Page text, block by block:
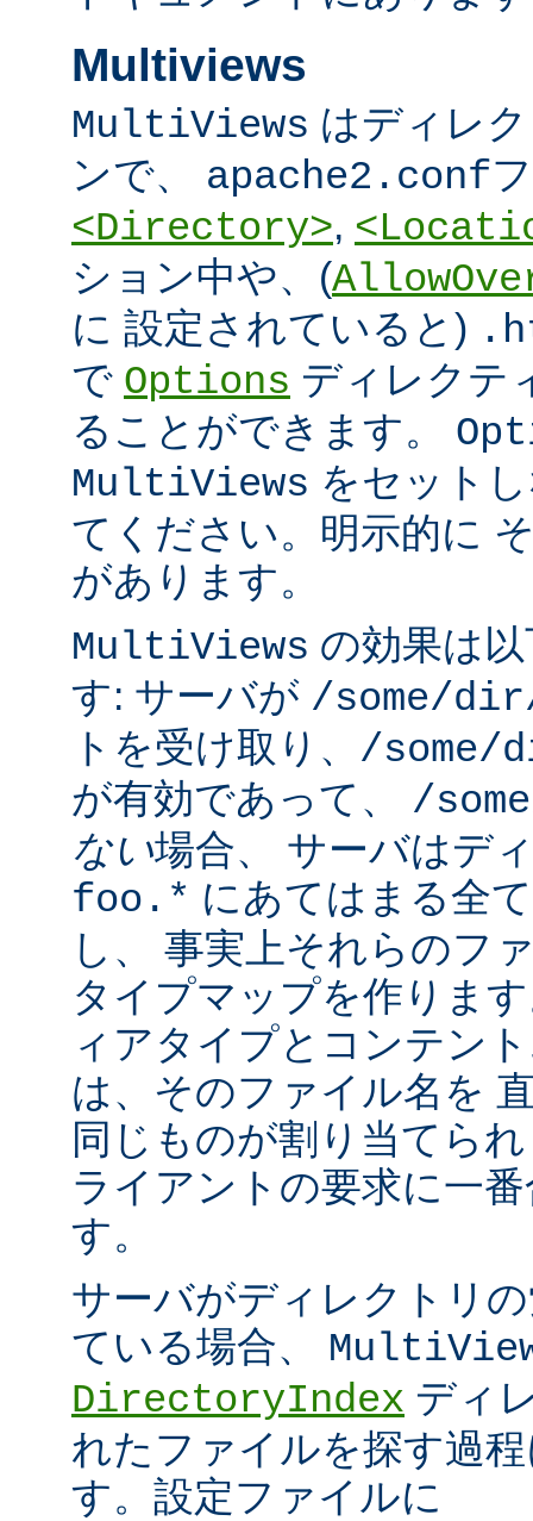
Multiviews
MultiViews はディレ
ンで、 apache2.conf
<Directory>,
ション中や、(
に 設定されていると)
で Options ディレクテ
ることができます。
MultiViews をセット
てください。明示的に
があります。
MultiViews の効果は
す: サーバが /some/
トを受け取り、 /some/
が有効であって、 /
ない場合、 サーバはデ
foo.* にあてはまる全
し、 事実上それらのフ
タイプマップを作りま
ィアタイプとコンテン
は、そのファイル名を
同じものが割り当てら
ライアントの要求に一
す。
サーバがディレクトリ
ている場合、
DirectoryIndex ディ
れたファイルを探す過
す。設定ファイルに